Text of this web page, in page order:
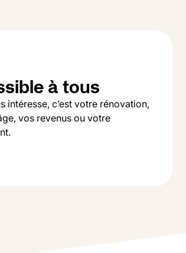
à tous
intéresse, c’est votre rénovation,
vos revenus ou votre